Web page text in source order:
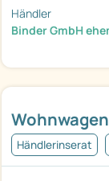
Händlerinserat
Händler
Binder GmbH